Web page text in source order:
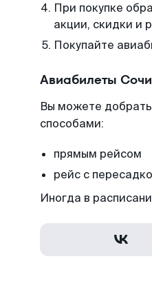
При покупке
акции, скидки и
Покупайте
Авиабилеты
Вы можете
способами:
прямым рейсом
рейс с
Иногда в